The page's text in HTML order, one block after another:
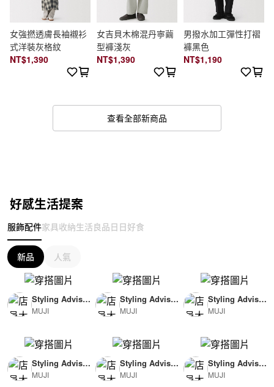
女強撚透膚長袖襯衫
式洋裝灰格紋
NT$1,390
女吉貝木棉混丹寧繭
型褲淺灰
NT$1,390
男撥水加工彈性打褶
褲黑色
NT$1,190
查看全部新商品
好感生活提案
服飾配件家具收納生活良品日日好食
新品 人氣
Styling Advisor
( For Woman )
MUJI
Styling Advisor
( For Man )
MUJI
Styling Advisor
( For Man )
MUJI
Styling Advisor
( For Man )
MUJI
Styling Advisor
( For Woman )
MUJI
Styling Advisor
( For Man )
MUJI